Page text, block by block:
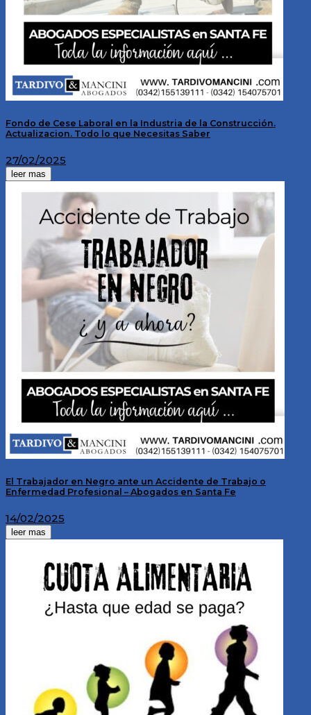
Fondo de Cese Laboral en la Industria de la Construcción.
Actualizacion. Todo lo que Necesitas Saber
27/02/2025
leer mas
El Trabajador en Negro ante un Accidente de Trabajo o
Enfermedad Profesional – Abogados en Santa Fe
14/02/2025
leer mas